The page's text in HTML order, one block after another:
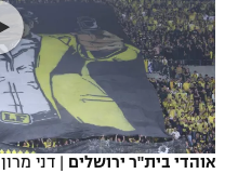
VOD
רץ ברשת
תוצאות
מכבי חיפה
בית"ר ירושלים
מכבי תל אביב
ליגה איטלקית
ליגה צרפתית
ליגה הולנדית
מכבי תל אביב
הפועל חולון
הפועל ירושלים
דני אבדיה
יורוקאפ
כדוריד
כדורעף
שחייה
אוהדי בית"ר ירושלים | דני מרון